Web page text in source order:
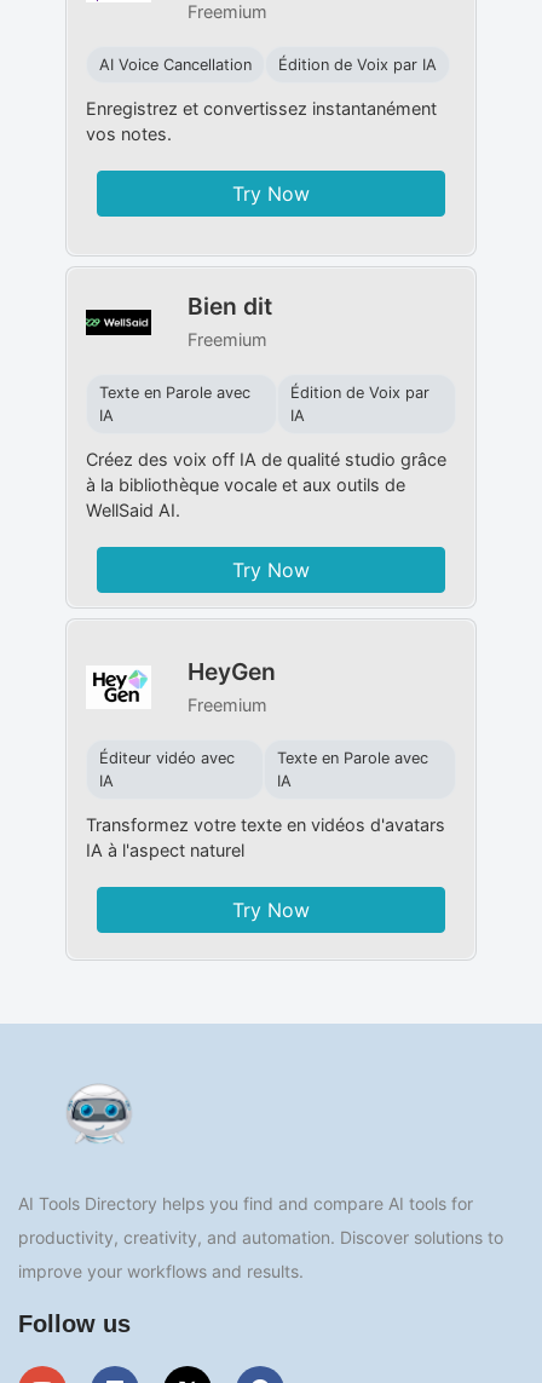
Freemium
AI Voice Cancellation Édition de Voix par IA
Enregistrez et convertissez instantanément
vos notes.
Try Now
Bien dit
Freemium
Texte en Parole avec
IA
Édition de Voix par
IA
Créez des voix off IA de qualité studio grâce
à la bibliothèque vocale et aux outils de
WellSaid AI.
Try Now
HeyGen
Freemium
Éditeur vidéo avec
IA
Texte en Parole avec
IA
Transformez votre texte en vidéos d'avatars
IA à l'aspect naturel
Try Now
AI Tools Directory helps you find and compare AI tools for
productivity, creativity, and automation. Discover solutions to
improve your workflows and results.
Follow us